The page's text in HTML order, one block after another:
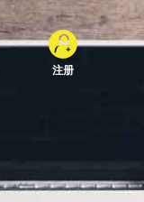
注册